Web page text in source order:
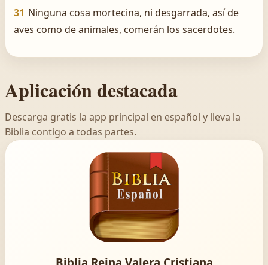
31 Ninguna cosa mortecina, ni desgarrada, así de
aves como de animales, comerán los sacerdotes.
Aplicación destacada
Descarga gratis la app principal en español y lleva la
Biblia contigo a todas partes.